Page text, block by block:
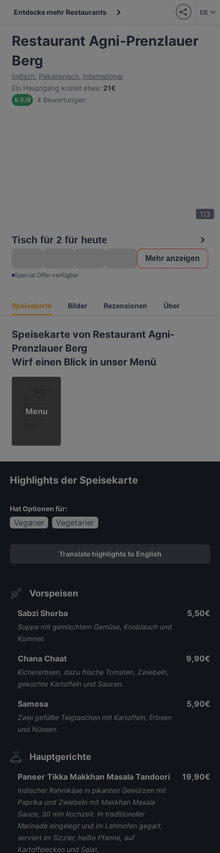
Entdecke mehr Restaurants DE
Restaurant Agni-Prenzlauer
Berg
Indisch, Pakistanisch, International
Ein Hauptgang kostet etwa: 21€
5.5/6 4 Bewertungen
1/3
Tisch für 2 für heute
Mehr anzeigen
Special Offer verfügbar
Speisekarte Bilder Rezensionen Über
Speisekarte von Restaurant Agni-
Prenzlauer Berg
Wirf einen Blick in unser Menü
Menu
Highlights der Speisekarte
Hat Optionen für:
Veganer Vegetarier
Translate highlights to English
Vorspeisen
Sabzi Shorba
Suppe mit gemischtem Gemüse, Knoblauch und
Kümmel.
5,50€
Chana Chaat
Kichererbsen, dazu frische Tomaten, Zwiebeln,
gekochte Kartoffeln und Saucen.
9,90€
Samosa
Zwei gefüllte Teigtaschen mit Kartoffeln, Erbsen
und Nüssen.
5,90€
Hauptgerichte
Paneer Tikka Makkhan Masala Tandoori
Indischer Rahmkäse in pikanten Gewürzen mit
Paprika und Zwiebeln mit Makkhan Masala
Sauce, 30 min Kochzeit. In traditioneller
Marinade eingelegt und im Lehmofen gegart,
serviert im Sizzler, heiße Pfanne, auf
Kartoffelecken und Salat.
19,90€